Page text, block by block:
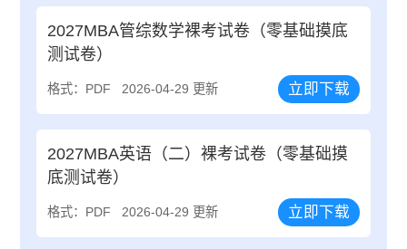
2027MBA管综数学裸考试卷（零基础摸底
测试卷）
格式：PDF 2026-04-29 更新 立即下载
2027MBA英语（二）裸考试卷（零基础摸
底测试卷）
格式：PDF 2026-04-29 更新 立即下载